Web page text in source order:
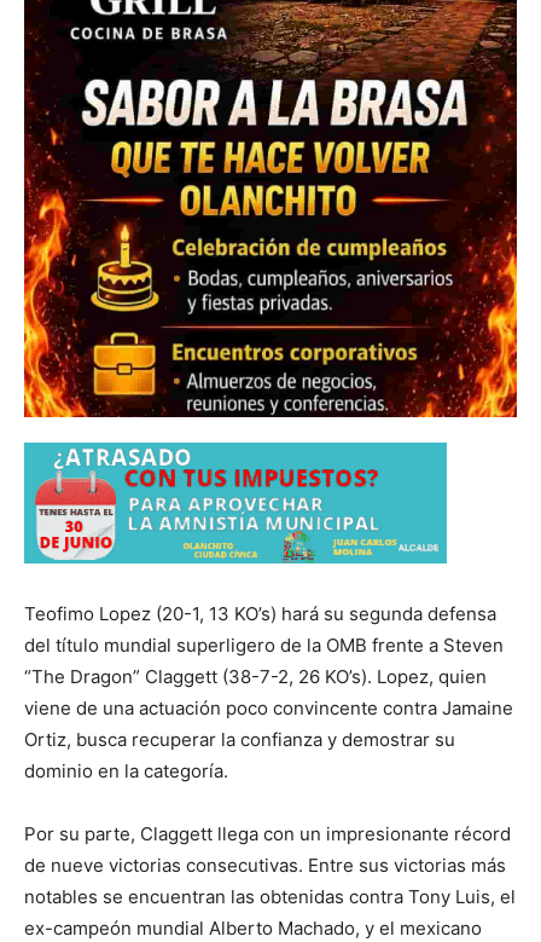
Teofimo Lopez (20-1, 13 KO’s) hará su segunda defensa
del título mundial superligero de la OMB frente a Steven
“The Dragon” Claggett (38-7-2, 26 KO’s). Lopez, quien
viene de una actuación poco convincente contra Jamaine
Ortiz, busca recuperar la confianza y demostrar su
dominio en la categoría.
Por su parte, Claggett llega con un impresionante récord
de nueve victorias consecutivas. Entre sus victorias más
notables se encuentran las obtenidas contra Tony Luis, el
ex-campeón mundial Alberto Machado, y el mexicano